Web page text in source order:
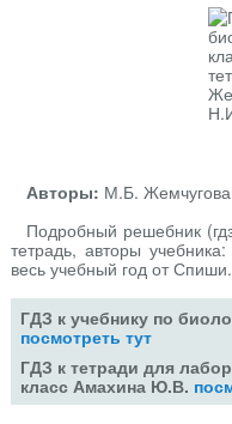
Авторы: М.Б.
Подробный решебник
тетрадь, авторы
весь учебный год от
ГДЗ к учебнику по
посмотреть тут
ГДЗ к тетради для
класс Амахина Ю.В.